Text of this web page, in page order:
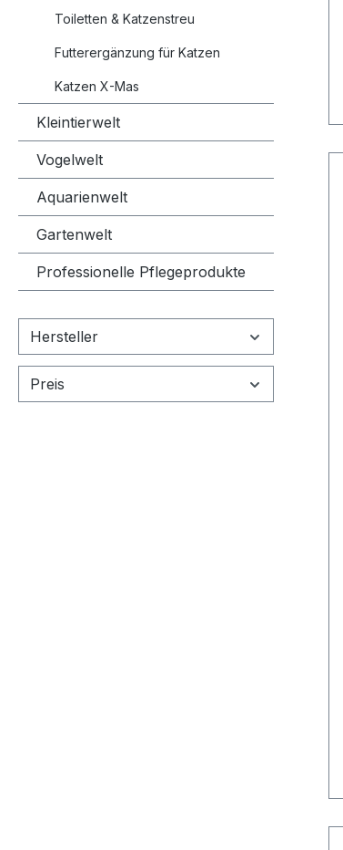
Toiletten & Katzenstreu
Futterergänzung für Katzen
Katzen X-Mas
Kleintierwelt
Vogelwelt
Aquarienwelt
Gartenwelt
Professionelle Pflegeprodukte
Hersteller
Preis